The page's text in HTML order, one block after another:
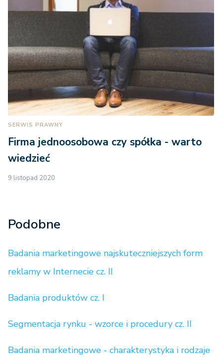
SERWIS PRAWNY
Firma jednoosobowa czy spółka - warto
wiedzieć
9 listopad 2020
Podobne
Badania marketingowe najskuteczniejszych form
reklamy w Internecie cz. II
Badania produktów cz. I
Segmentacja rynku - wzorce i procedury cz. II
Badania marketingowe - charakterystyka i rodzaje